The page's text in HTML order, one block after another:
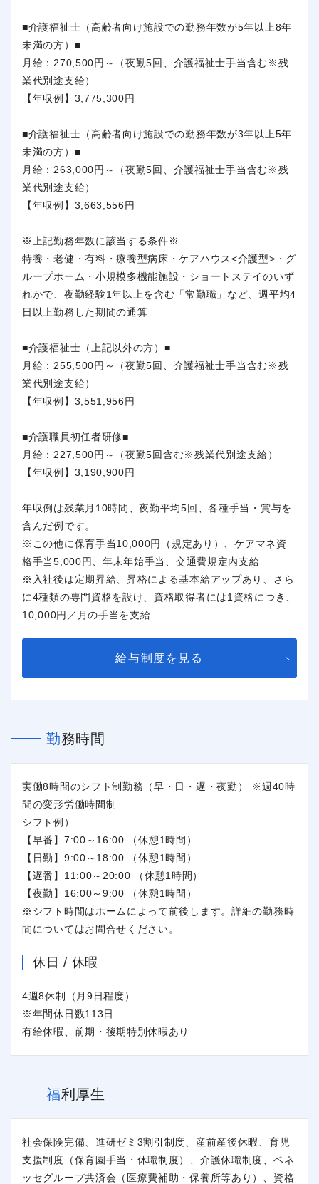
■介護福祉士（高齢者向け施設での勤務年数が5年以上8年
未満の方）■
月給：270,500円～（夜勤5回、介護福祉士手当含む※残
業代別途支給）
【年収例】3,775,300円
■介護福祉士（高齢者向け施設での勤務年数が3年以上5年
未満の方）■
月給：263,000円～（夜勤5回、介護福祉士手当含む※残
業代別途支給）
【年収例】3,663,556円
※上記勤務年数に該当する条件※
特養・老健・有料・療養型病床・ケアハウス<介護型>・グ
ループホーム・小規模多機能施設・ショートステイのいず
れかで、夜勤経験1年以上を含む「常勤職」など、週平均4
日以上勤務した期間の通算
■介護福祉士（上記以外の方）■
月給：255,500円～（夜勤5回、介護福祉士手当含む※残
業代別途支給）
【年収例】3,551,956円
■介護職員初任者研修■
月給：227,500円～（夜勤5回含む※残業代別途支給）
【年収例】3,190,900円
年収例は残業月10時間、夜勤平均5回、各種手当・賞与を
含んだ例です。
※この他に保育手当10,000円（規定あり）、ケアマネ資
格手当5,000円、年末年始手当、交通費規定内支給
※入社後は定期昇給、昇格による基本給アップあり、さら
に4種類の専門資格を設け、資格取得者には1資格につき、
10,000円／月の手当を支給
給与制度を見る
勤務時間
実働8時間のシフト制勤務（早・日・遅・夜勤） ※週40時
間の変形労働時間制
シフト例）
【早番】7:00～16:00 （休憩1時間）
【日勤】9:00～18:00 （休憩1時間）
【遅番】11:00～20:00 （休憩1時間）
【夜勤】16:00～9:00 （休憩1時間）
※シフト時間はホームによって前後します。詳細の勤務時
間についてはお問合せください。
休日 / 休暇
4週8休制（月9日程度）
※年間休日数113日
有給休暇、前期・後期特別休暇あり
福利厚生
社会保険完備、進研ゼミ3割引制度、産前産後休暇、育児
支援制度（保育園手当・休職制度）、介護休職制度、ベネ
ッセグループ共済会（医療費補助・保養所等あり）、資格